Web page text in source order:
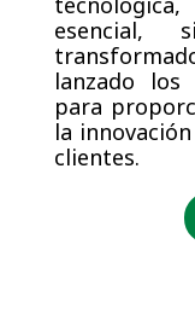
esencial,
lanzado
para
la
clientes.